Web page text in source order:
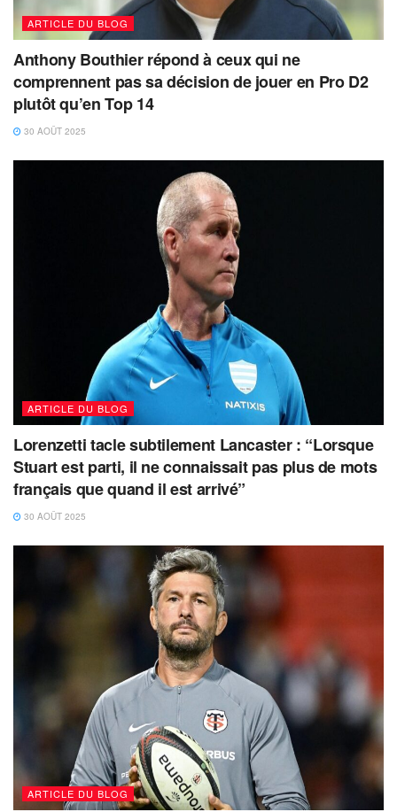
ARTICLE DU BLOG
Anthony Bouthier répond à ceux qui ne
comprennent pas sa décision de jouer en Pro D2
plutôt qu’en Top 14
30 AOÛT 2025
ARTICLE DU BLOG
Lorenzetti tacle subtilement Lancaster : “Lorsque
Stuart est parti, il ne connaissait pas plus de mots
français que quand il est arrivé”
30 AOÛT 2025
ARTICLE DU BLOG